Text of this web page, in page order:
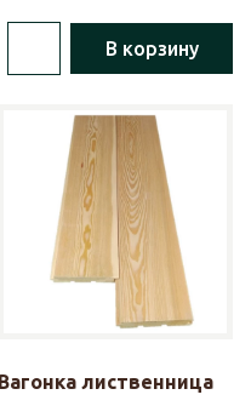
В корзину
Вагонка лиственница